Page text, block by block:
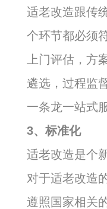
适老改造跟传
个环节都必须
上门评估，方
遴选，过程监
一条龙一站式
3、标准化
适老改造是个
对于适老改造
遵照国家相关